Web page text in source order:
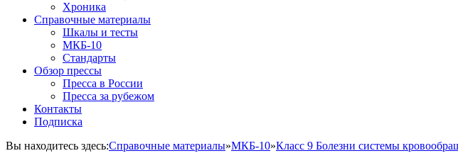
Хроника
Справочные материалы
Шкалы и тесты
МКБ-10
Стандарты
Обзор прессы
Пресса в России
Пресса за рубежом
Контакты
Подписка
Вы находитесь здесь:Справочные материалы»МКБ-10»Класс 9 Болезни системы